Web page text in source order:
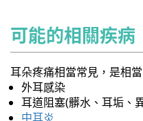
可能的相關疾病
耳朵疼痛相當常見，是相
外耳感染
耳道阻塞(髒水、耳垢、
中耳炎